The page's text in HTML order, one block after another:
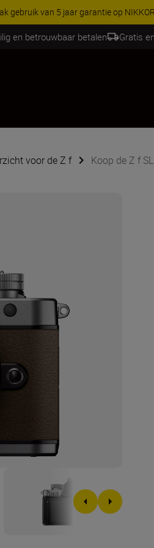
op geselecteerde accessoires, maak
en betrouwbaar betalen Gratis
voor de Z f Koop de Z f